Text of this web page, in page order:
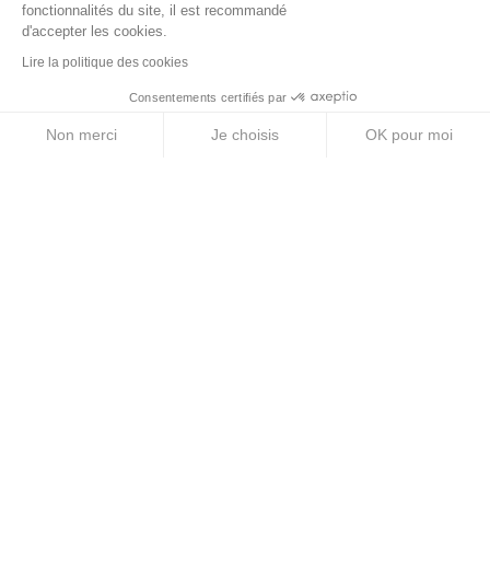
fonctionnalités du site, il est recommandé
d'accepter les cookies.
Lire la politique des cookies
Consentements certifiés par
Non merci Je choisis OK pour moi